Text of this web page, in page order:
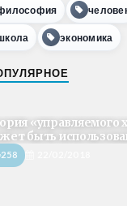
экономика
«управляемого
быть
258